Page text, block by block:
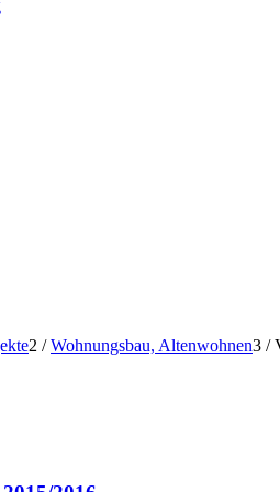
2 / Wohnungsbau, Altenwohnen3 /